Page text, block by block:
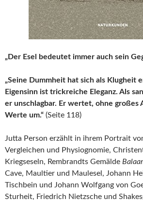
„Der Esel bedeutet immer auch sein
„Seine Dummheit hat sich als Klugheit
Eigensinn ist trickreiche Eleganz. Als
er unschlagbar. Er wertet, ohne großes
Werte um.“ (Seite 118)
Jutta Person erzählt in ihrem Portrait
Vergleichen und Physiognomie,
Kriegseseln, Rembrandts Gemälde
Cave, Maultier und Maulesel, Johann
Tischbein und Johann Wolfgang von
Sturheit, Friedrich Nietzsche und